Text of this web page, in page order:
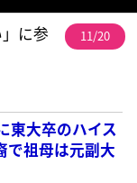
に参
11/20
東大卒のハイス
で祖母は元副大